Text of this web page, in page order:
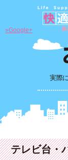
実際
»Google+
テレビ台・